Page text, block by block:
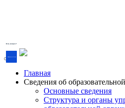
Есть вопрос?
Напишите об этом
Главная
Сведения об
Основные сведения
Структура и органы